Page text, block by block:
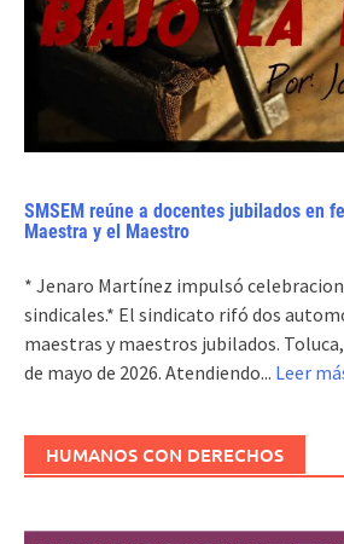
SMSEM reúne a docentes jubilados en
Maestra y el Maestro
* Jenaro Martínez impulsó
sindicales.* El sindicato rifó dos
maestras y maestros jubilados.
de mayo de 2026. Atendiendo... Leer
HUMANOS CON DERECHOS